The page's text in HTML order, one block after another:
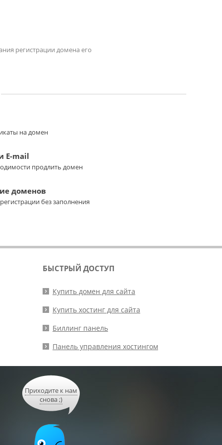
регистрации домена его
на домен
E-mail
продлить домен
доменов
без заполнения
БЫСТРЫЙ ДОСТУП
Купить домен для сайта
Купить хостинг для сайта
Биллинг панель
Панель управления хостингом
Приходите к нам
снова ;)